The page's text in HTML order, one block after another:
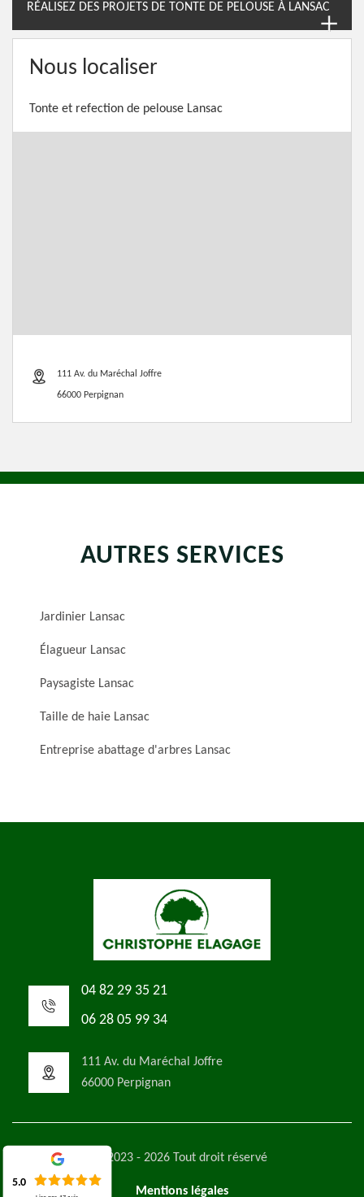
RÉALISEZ DES PROJETS DE TONTE DE PELOUSE À LANSAC
Nous localiser
Tonte et refection de pelouse Lansac
111 Av. du Maréchal Joffre
66000 Perpignan
AUTRES SERVICES
Jardinier Lansac
Élagueur Lansac
Paysagiste Lansac
Taille de haie Lansac
Entreprise abattage d'arbres Lansac
04 82 29 35 21
06 28 05 99 34
111 Av. du Maréchal Joffre
66000 Perpignan
©2023 - 2026 Tout droit réservé
Mentions légales
5.0